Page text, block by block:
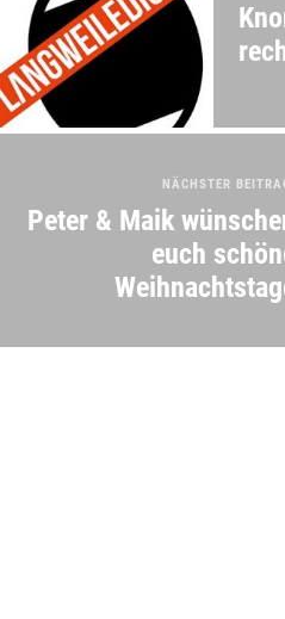
NÄCHSTER
Peter & Maik
euch